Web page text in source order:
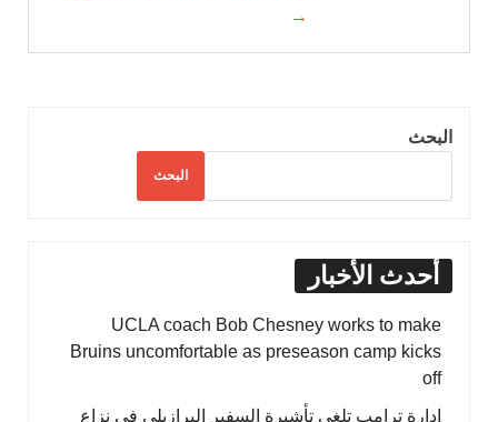
→
البحث
البحث
أحدث الأخبار
UCLA coach Bob Chesney works to make
Bruins uncomfortable as preseason camp kicks
off
إدارة ترامب تلغي تأشيرة السفير البرازيلي في نزاع